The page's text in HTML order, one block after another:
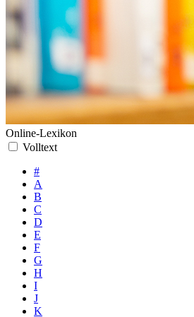
Online-Lexikon
Volltext
#
A
B
C
D
E
F
G
H
I
J
K